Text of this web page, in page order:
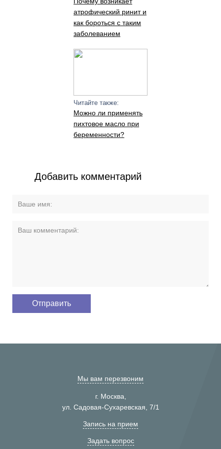
атрофический ринит и
как бороться с таким
заболеванием
Читайте также:
Можно ли применять
пихтовое масло при
беременности?
Добавить комментарий
Мы вам перезвоним
г. Москва,
ул. Садовая-Сухаревская, 7/1
Запись на прием
Задать вопрос